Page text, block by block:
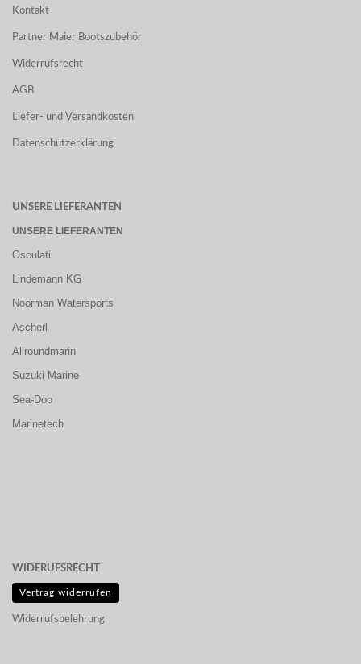
Kontakt
Partner Maier Bootszubehör
Widerrufsrecht
AGB
Liefer- und Versandkosten
Datenschutzerklärung
UNSERE LIEFERANTEN
UNSERE LIEFERANTEN
Osculati
Lindemann KG
Noorman Watersports
Ascherl
Allroundmarin
Suzuki Marine
Sea-Doo
Marinetech
WIDERUFSRECHT
Vertrag widerrufen
Widerrufsbelehrung